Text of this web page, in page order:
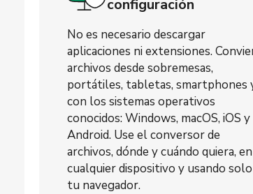
configuración
No es necesario descargar
aplicaciones ni extensiones.
archivos desde sobremesas,
portátiles, tabletas, smartphones
con los sistemas operativos
conocidos: Windows, macOS, iOS y
Android. Use el conversor de
archivos, dónde y cuándo quiera, en
cualquier dispositivo y usando solo
tu navegador.